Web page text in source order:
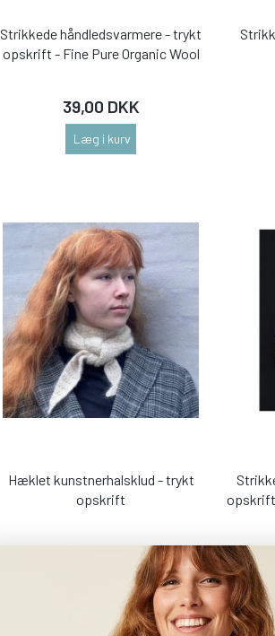
Strikkede håndledsvarmere - trykt
opskrift - Fine Pure Organic Wool
39,00 DKK
Læg i kurv
Hæklet kunstnerhalsklud - trykt
opskrift
39,00 DKK
Læg i kurv